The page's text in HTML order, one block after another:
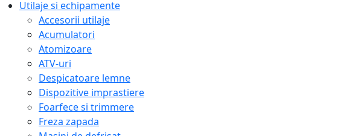
Utilaje si echipamente
Accesorii utilaje
Acumulatori
Atomizoare
ATV-uri
Despicatoare lemne
Dispozitive imprastiere
Foarfece si trimmere
Freza zapada